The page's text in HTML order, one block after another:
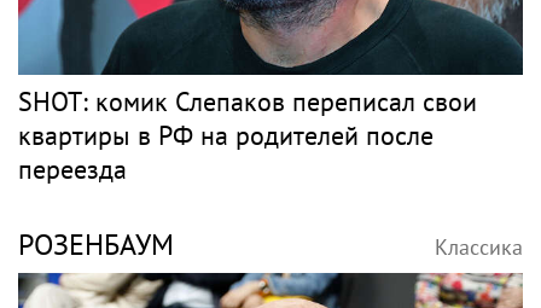
SHOT: комик Слепаков переписал свои
квартиры в РФ на родителей после
переезда
РОЗЕНБАУМ Классика